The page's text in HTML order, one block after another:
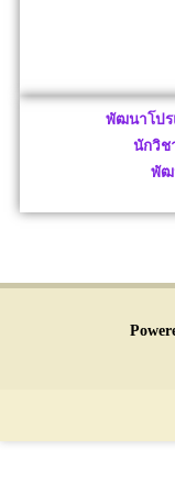
พัฒนาโปร
นักวิช
พัฒ